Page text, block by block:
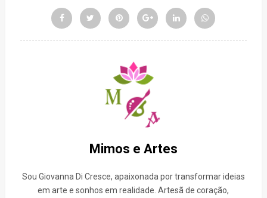
Mimos e Artes
Sou Giovanna Di Cresce, apaixonada por transformar ideias
em arte e sonhos em realidade. Artesã de coração,